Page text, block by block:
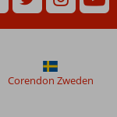
Corendon Zweden